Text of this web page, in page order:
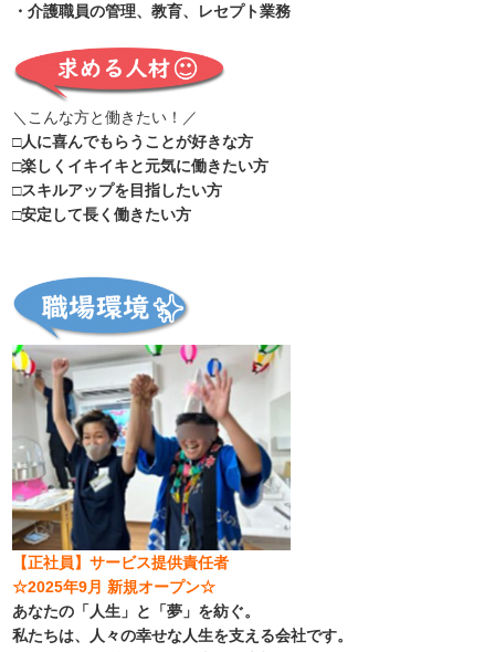
・介護職員の管理、教育、レセプト業務
＼こんな方と働きたい！／
□人に喜んでもらうことが好きな方
□楽しくイキイキと元気に働きたい方
□スキルアップを目指したい方
□安定して長く働きたい方
【正社員】サービス提供責任者
☆2025年9月 新規オープン☆
あなたの「人生」と「夢」を紡ぐ。
私たちは、人々の幸せな人生を支える会社です。